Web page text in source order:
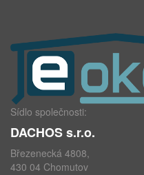
Sídlo společnosti:
DACHOS s.r.o.
Březenecká 4808,
430 04 Chomutov